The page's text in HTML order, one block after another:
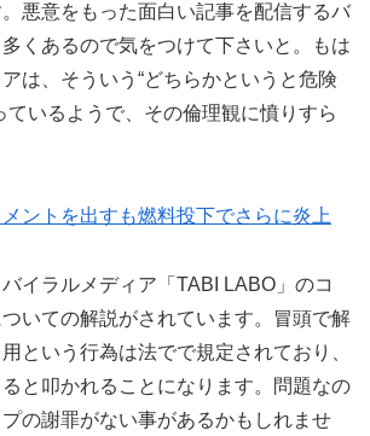
悪意をもった面白い記事を配信するバ
くあるので気をつけて下さいと。もは
は、そういう“どちらかというと危険
ているようで、その倫理観に憤りすら
ントを出すも燃料投下でさらに炎上
バイラルメディア「TABI LABO」のコ
いての解説がされています。冒頭で解
という行為は法でで規定されており、
と叩かれることになります。問題なの
の謝罪がない事があるかもしれませ